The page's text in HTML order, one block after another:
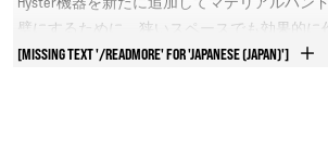
璧にするために、狭いスペースでも効果的に
作性に優れたトラックを必要としていました。
[MISSING TEXT '/READMORE' FOR 'JAPANESE (JAPAN)']